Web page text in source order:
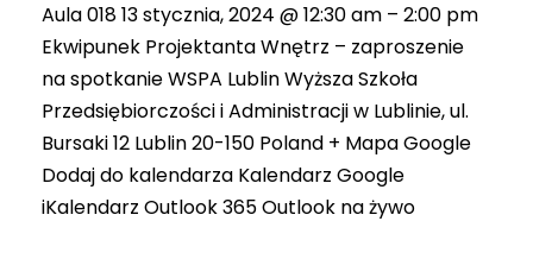
Aula 018 13 stycznia, 2024 @ 12:30 am – 2:00 pm
Ekwipunek Projektanta Wnętrz – zaproszenie
na spotkanie WSPA Lublin Wyższa Szkoła
Przedsiębiorczości i Administracji w Lublinie, ul.
Bursaki 12 Lublin 20-150 Poland + Mapa Google
Dodaj do kalendarza Kalendarz Google
iKalendarz Outlook 365 Outlook na żywo